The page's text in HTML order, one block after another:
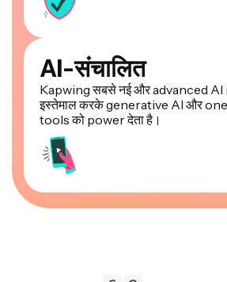
AI-संचालित
Kapwing सबसे नई और advanced AI
इस्तेमाल करके generative AI और
tools को power देता है।